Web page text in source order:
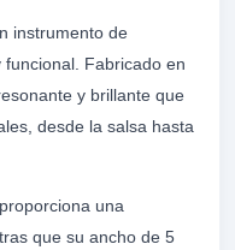
instrumento de
Fabricado en
y brillante que
desde la salsa hasta
una
que su ancho de 5